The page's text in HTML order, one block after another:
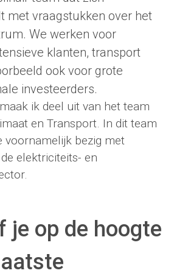
met vraagstukken over het
We werken voor
klanten, transport
ook voor grote
investeerders.
ik deel uit van het team
en Transport. In dit team
voornamelijk bezig met
elektriciteits- en
je op de hoogte